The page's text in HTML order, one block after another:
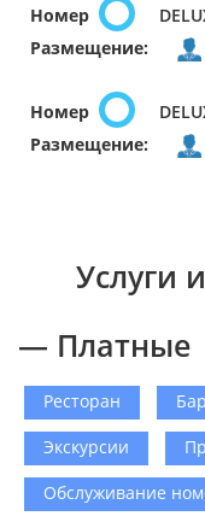
Номер
Размещение:
Номер
Размещение:
Услуги
— Платные
Ресторан Бар
Экскурсии
Обслуживание